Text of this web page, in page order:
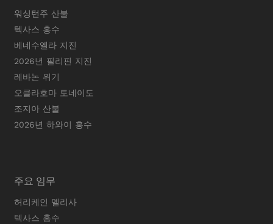
워싱턴주 산불
텍사스 홍수
베네수엘라 지진
2026년 필리핀 지진
레바논 위기
오클라호마 토네이도
조지아 산불
2026년 하와이 홍수
주요 임무
허리케인 멜리사
텍사스 홍수